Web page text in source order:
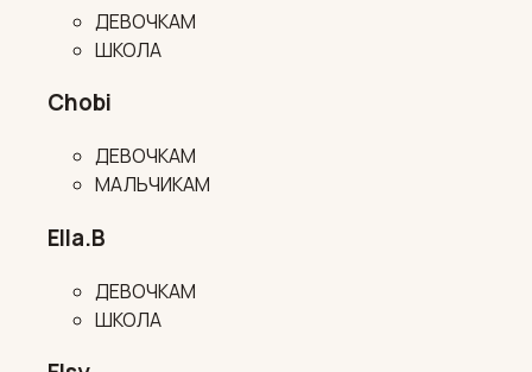
ДЕВОЧКАМ
ШКОЛА
Chobi
ДЕВОЧКАМ
МАЛЬЧИКАМ
Ella.B
ДЕВОЧКАМ
ШКОЛА